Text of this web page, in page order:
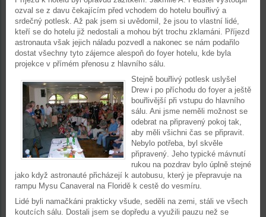
ozval se z davu čekajícím před vchodem do hotelu bouřlivý a
srdečný potlesk. Až pak jsem si uvědomil, že jsou to vlastní lidé,
kteří se do hotelu již nedostali a mohou být trochu zklamáni. Příjezd
astronauta však jejich náladu pozvedl a nakonec se nám podařilo
dostat všechny tyto zájemce alespoň do foyer hotelu, kde byla
projekce v přímém přenosu z hlavního sálu.
Stejně bouřlivý potlesk uslyšel
Drew i po příchodu do foyer a ještě
bouřlivější při vstupu do hlavního
sálu. Ani jsme neměli možnost se
odebrat na připravený pokoj tak,
aby měli všichni čas se připravit.
Nebylo potřeba, byl skvěle
připravený. Jeho typické mávnutí
rukou na pozdrav bylo úplně stejné
jako když astronauté přicházejí k autobusu, který je přepravuje na
rampu Mysu Canaveral na Floridě k cestě do vesmíru.
Lidé byli namačkáni prakticky všude, seděli na zemi, stáli ve všech
koutcích sálu. Dostali jsem se dopředu a využili pauzu než se